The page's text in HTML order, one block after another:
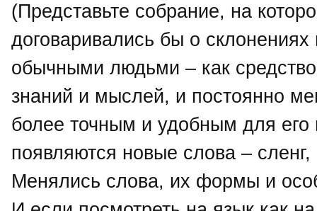
(Представьте собрание, на
договаривались бы о
обычными людьми – как
знаний и мыслей, и постоянно
более точным и удобным для
появляются новые слова –
Менялись слова, их формы и